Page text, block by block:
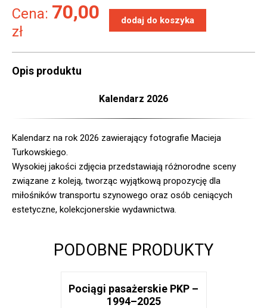
Cena: 70,00
zł
Opis produktu
Kalendarz 2026
Kalendarz na rok 2026 zawierający fotografie Macieja
Turkowskiego.
Wysokiej jakości zdjęcia przedstawiają różnorodne sceny
związane z koleją, tworząc wyjątkową propozycję dla
miłośników transportu szynowego oraz osób ceniących
estetyczne, kolekcjonerskie wydawnictwa.
PODOBNE PRODUKTY
Pociągi pasażerskie PKP –
1994–2025